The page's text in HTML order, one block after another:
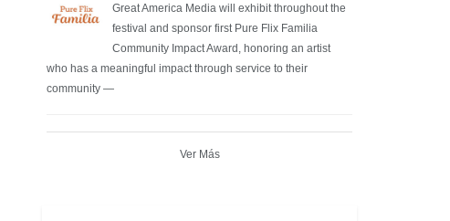
Great America Media will exhibit throughout the
festival and sponsor first Pure Flix Familia
Community Impact Award, honoring an artist
who has a meaningful impact through service to their
community —
Ver Más